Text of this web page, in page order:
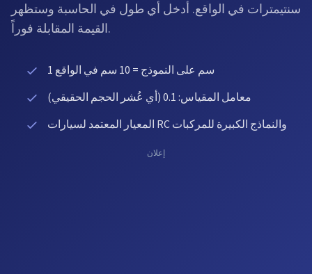
سنتيمترات في الواقع. أدخل أي طول في الحاسبة وستظهر
القيمة المقابلة فوراً.
1 سم على النموذج = 10 سم في الواقع
معامل المقياس: 0.1 (أي عُشر الحجم الحقيقي)
المعيار المعتمد لسيارات RC والنماذج الكبيرة للمركبات
إعلان